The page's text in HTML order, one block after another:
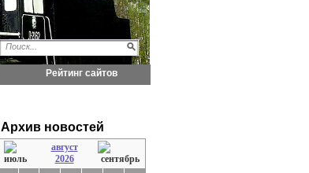
Рейтинг сайтов
Архив новостей
август
2026